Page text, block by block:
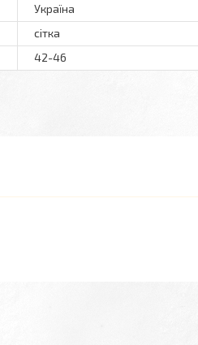
Україна
сітка
42-46